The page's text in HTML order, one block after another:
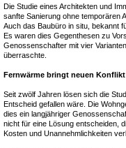
Die Studie eines Architekten und
sanfte Sanierung ohne temporären
Auch das Baubüro in situ, bekannt
Es waren dies Gegenthesen zu
Genossenschafter mit vier
überraschte.
Fernwärme bringt neuen Konflikt
Seit zwölf Jahren lösen sich die
Entscheid gefallen wäre. Die
dies ein langjähriger
nicht für eine Lösung entscheiden,
Kosten und Unannehmlichkeiten